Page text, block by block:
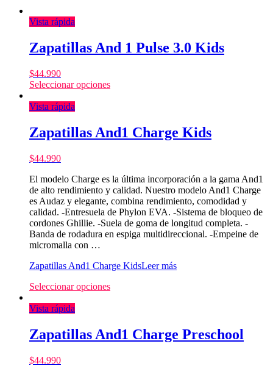
Vista rápida
Zapatillas And 1 Pulse 3.0 Kids
$44.990
Seleccionar opciones
Vista rápida
Zapatillas And1 Charge Kids
$44.990
El modelo Charge es la última incorporación a la gama And1
de alto rendimiento y calidad. Nuestro modelo And1 Charge
es Audaz y elegante, combina rendimiento, comodidad y
calidad. -Entresuela de Phylon EVA. -Sistema de bloqueo de
cordones Ghillie. -Suela de goma de longitud completa. -
Banda de rodadura en espiga multidireccional. -Empeine de
micromalla con …
Zapatillas And1 Charge KidsLeer más
Seleccionar opciones
Vista rápida
Zapatillas And1 Charge Preschool
$44.990